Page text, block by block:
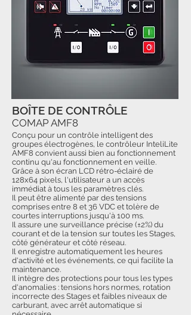
Conçu pour un contrôle intelligent des
groupes électrogènes, le contrôleur InteliLite
AMF8 convient aussi bien au fonctionnement
continu qu'au fonctionnement en veille.
Grâce à son écran LCD rétro-éclairé de
128x64 pixels, l'utilisateur a un accès
immédiat à tous les paramètres clés.
Il peut être alimenté par des tensions
comprises entre 8 et 36 VDC et tolère de
courtes interruptions jusqu'à 100 ms.
Il assure une surveillance précise (±2%) du
courant et de la tension sur toutes les Stages,
côté générateur et côté réseau.
Il enregistre automatiquement les heures
d'activité et les événements, ce qui facilite la
maintenance.
Il intègre des protections pour tous les types
d'anomalies : tensions hors normes, rotation
incorrecte des Stages et faibles niveaux de
carburant, avec arrêt automatique si
BOÎTE DE CONTRÔLE
COMAP AMF8